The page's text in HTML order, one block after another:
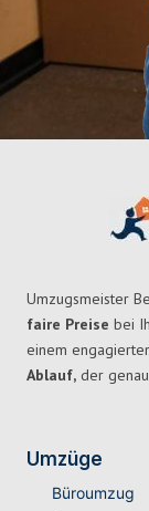
Umzugsmeister
faire Preise bei
einem
Ablauf, der
Umzüge
Büroumzug